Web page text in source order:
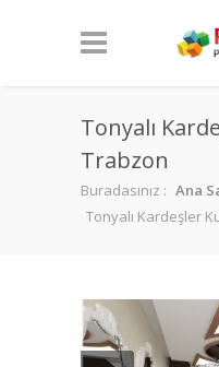
Tonyalı
Trabzon
Buradasınız : Ana
Tonyalı Kardeşler